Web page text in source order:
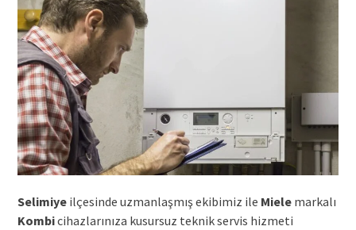
Selimiyeilçesinde uzmanlaşmış ekibimiz ile Mielemarkalı
Kombicihazlarınıza kusursuz teknik servis hizmeti